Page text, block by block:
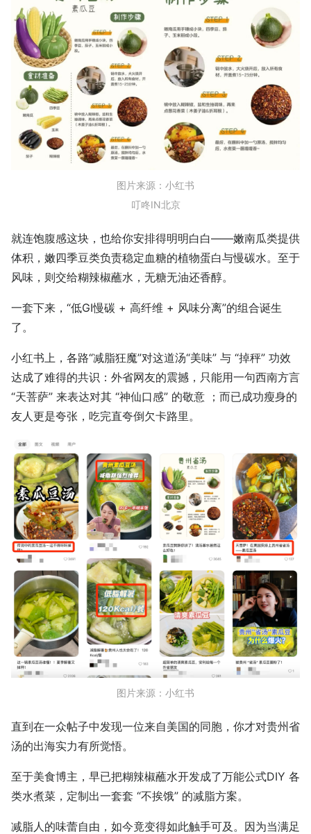
图片来源：小红书
叮咚IN北京
就连饱腹感这块，也给你安排得明明白白——嫩南瓜类提供
体积，嫩四季豆类负责稳定血糖的植物蛋白与慢碳水。至于
风味，则交给糊辣椒蘸水，无糖无油还香醇。
一套下来，“低GI慢碳 + 高纤维 + 风味分离”的组合诞生
了。
小红书上，各路“减脂狂魔”对这道汤“美味” 与 “掉秤” 功效
达成了难得的共识：外省网友的震撼，只能用一句西南方言
“天菩萨” 来表达对其 “神仙口感” 的敬意 ；而已成功瘦身的
友人更是夸张，吃完直夸倒欠卡路里。
图片来源：小红书
直到在一众帖子中发现一位来自美国的同胞，你才对贵州省
汤的出海实力有所觉悟。
至于美食博主，早已把糊辣椒蘸水开发成了万能公式DIY 各
类水煮菜，定制出一套套 “不挨饿” 的减脂方案。
减脂人的味蕾自由，如今竟变得如此触手可及。因为当满足